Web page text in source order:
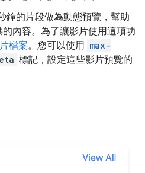
鐘的片段做為動態預覽，幫助
內容。為了讓影片使用這項功
檔案。您可以使用 max-
標記，設定這些影片預覽的